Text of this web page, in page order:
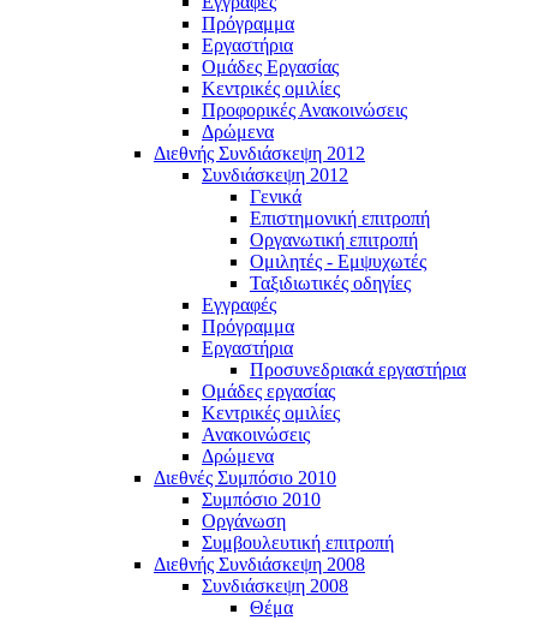
Πρόγραμμα
Εργαστήρια
Ομάδες Εργασίας
Κεντρικές ομιλίες
Προφορικές Ανακοινώσεις
Δρώμενα
Διεθνής Συνδιάσκεψη 2012
Συνδιάσκεψη 2012
Γενικά
Επιστημονική επιτροπή
Οργανωτική επιτροπή
Ομιλητές - Εμψυχωτές
Ταξιδιωτικές οδηγίες
Εγγραφές
Πρόγραμμα
Εργαστήρια
Προσυνεδριακά εργαστήρια
Ομάδες εργασίας
Κεντρικές ομιλίες
Ανακοινώσεις
Δρώμενα
Διεθνές Συμπόσιο 2010
Συμπόσιο 2010
Οργάνωση
Συμβουλευτική επιτροπή
Διεθνής Συνδιάσκεψη 2008
Συνδιάσκεψη 2008
Θέμα